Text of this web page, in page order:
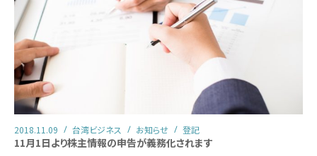
2018.11.09 台湾ビジネス お知らせ 登記
11月1日より株主情報の申告が義務化されます